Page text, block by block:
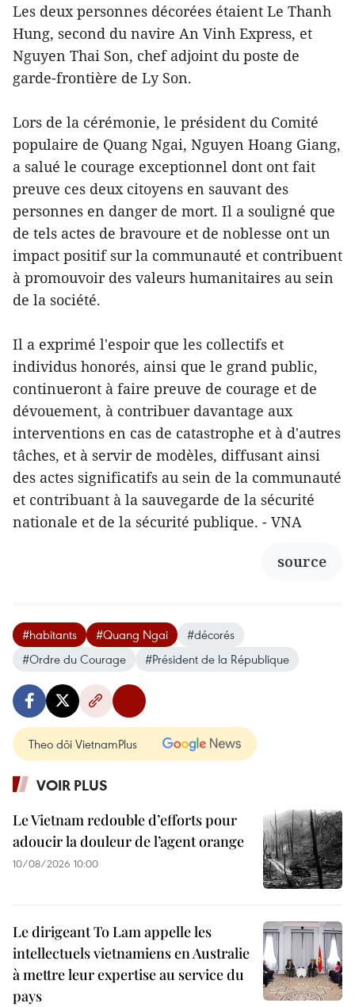
Les deux personnes décorées étaient Le Thanh
Hung, second du navire An Vinh Express, et
Nguyen Thai Son, chef adjoint du poste de
garde-frontière de Ly Son.
Lors de la cérémonie, le président du Comité
populaire de Quang Ngai, Nguyen Hoang Giang,
a salué le courage exceptionnel dont ont fait
preuve ces deux citoyens en sauvant des
personnes en danger de mort. Il a souligné que
de tels actes de bravoure et de noblesse ont un
impact positif sur la communauté et contribuent
à promouvoir des valeurs humanitaires au sein
de la société.
Il a exprimé l'espoir que les collectifs et
individus honorés, ainsi que le grand public,
continueront à faire preuve de courage et de
dévouement, à contribuer davantage aux
interventions en cas de catastrophe et à d'autres
tâches, et à servir de modèles, diffusant ainsi
des actes significatifs au sein de la communauté
et contribuant à la sauvegarde de la sécurité
nationale et de la sécurité publique. - VNA
source
#habitants #Quang Ngai
#décorés
#Ordre du Courage
#Président de la République
Theo dõi VietnamPlus
VOIR PLUS
Le Vietnam redouble d’efforts pour
adoucir la douleur de l’agent orange
10/08/2026 10:00
Le dirigeant To Lam appelle les
intellectuels vietnamiens en Australie
à mettre leur expertise au service du
pays